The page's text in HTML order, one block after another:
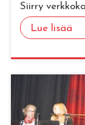
Siirry
Lue lisää